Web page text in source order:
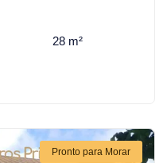
28 m²
Pronto para Morar